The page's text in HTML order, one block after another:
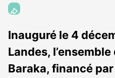
Inauguré le 4
Landes,
Baraka, financé